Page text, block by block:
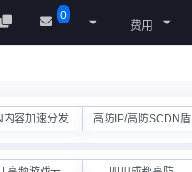
0
费用
内容加速分发 高防IP/高防SCDN盾